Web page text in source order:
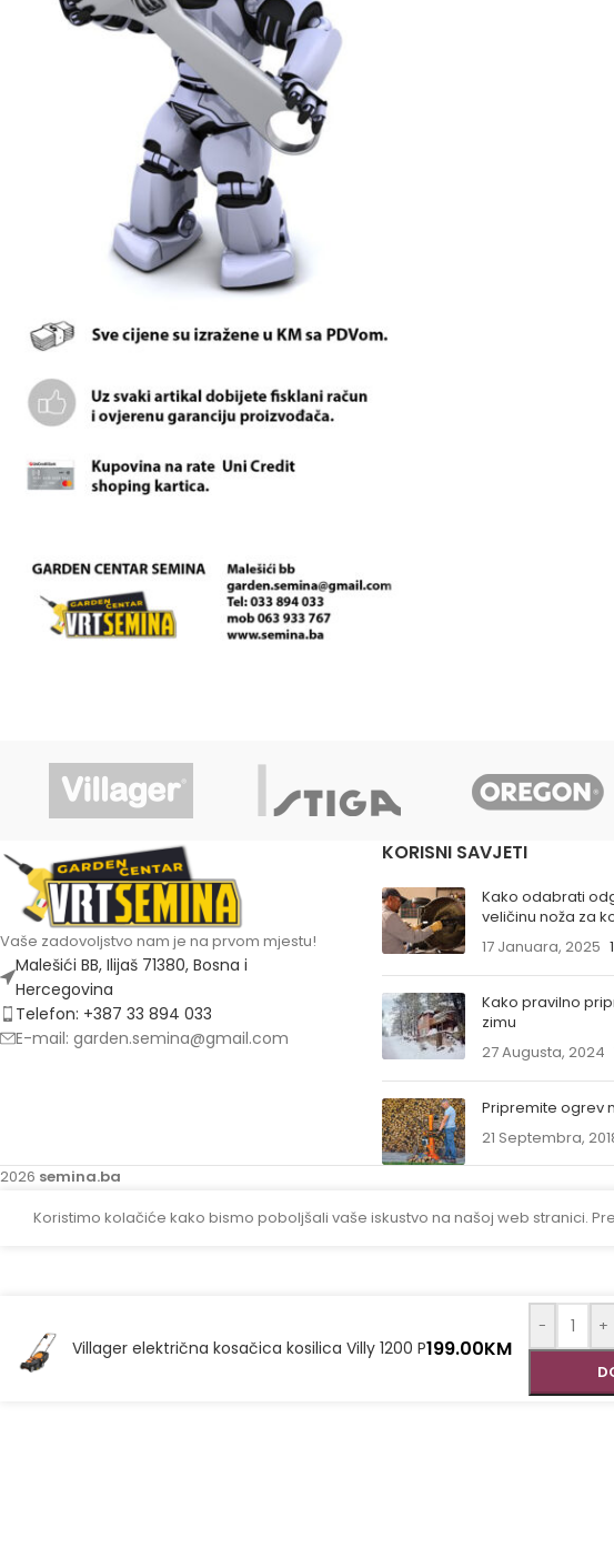
Vaše zadovoljstvo nam je na prvom mjestu!
Malešići BB, Ilijaš 71380, Bosna i
Hercegovina
Telefon: +387 33 894 033
E-mail: garden.semina@gmail.com
KORISNI SAVJETI
Kako odabrati
veličinu noža za
17 Januara, 2025
Kako pravilno
zimu
27 Augusta, 2024
Pripremite ogrev
21 Septembra,
2026 semina.ba
Koristimo kolačiće kako bismo poboljšali vaše iskustvo na našoj web stranici.
Villager električna kosačica kosilica Villy 1200 P199.00KM
- +